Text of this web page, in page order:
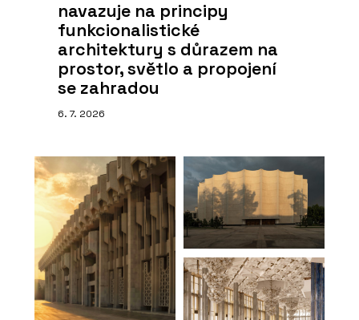
navazuje na principy
funkcionalistické
architektury s důrazem na
prostor, světlo a propojení
se zahradou
6. 7. 2026